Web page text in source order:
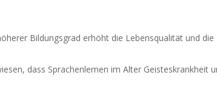
Bildungsgrad erhöht die Lebensqualität und die
dass Sprachenlernen im Alter Geisteskrankheit